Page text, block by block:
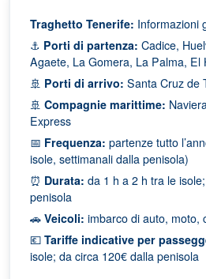
Traghetto Tenerife: Informazioni
⚓ Porti di partenza: Cadice,
Agaete, La Gomera, La Palma, El
🚢 Porti di arrivo: Santa Cruz de
🚢Compagnie marittime:
Express
📅 Frequenza: partenze tutto
isole, settimanali dalla penisola)
⏰ Durata: da 1 h a 2 h tra le
penisola
🚗Veicoli: imbarco di auto, moto,
💶Tariffe indicative per
isole; da circa 120€ dalla penisola